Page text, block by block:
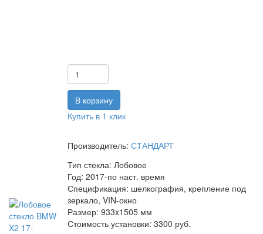
Купить в 1 клик
Производитель: СТАНДАРТ
Тип стекла: Лобовое
Год: 2017-по наст. время
Спецификация: шелкография, крепление под
зеркало, VIN-окно
Размер: 933x1505 мм
Стоимость установки: 3300 руб.